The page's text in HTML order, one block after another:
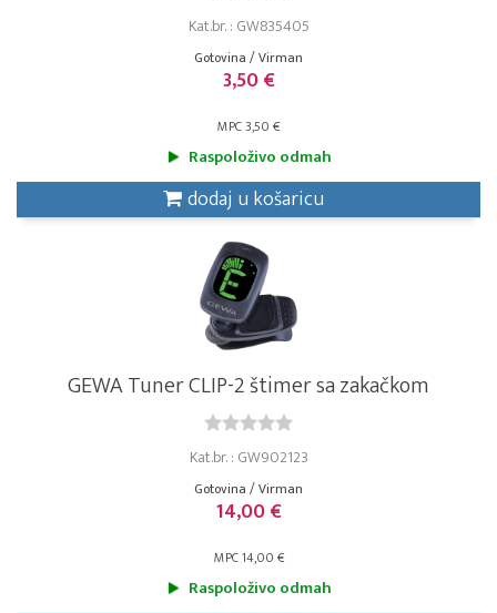
Kat.br. : GW835405
Gotovina / Virman
3,50 €
MPC 3,50 €
Raspoloživo odmah
dodaj u košaricu
GEWA Tuner CLIP-2 štimer sa zakačkom
Kat.br. : GW902123
Gotovina / Virman
14,00 €
MPC 14,00 €
Raspoloživo odmah